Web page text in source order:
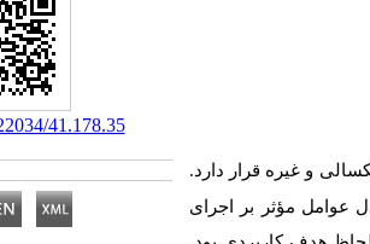
و غیره قرار دارد.
عوامل مؤثر بر اجرای
41.178.35